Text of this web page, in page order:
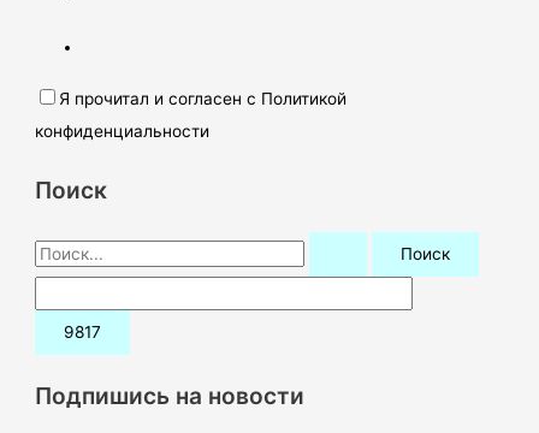
Я прочитал и согласен с Политикой
конфиденциальности
Поиск
П
о
и
:Подпишись на новости